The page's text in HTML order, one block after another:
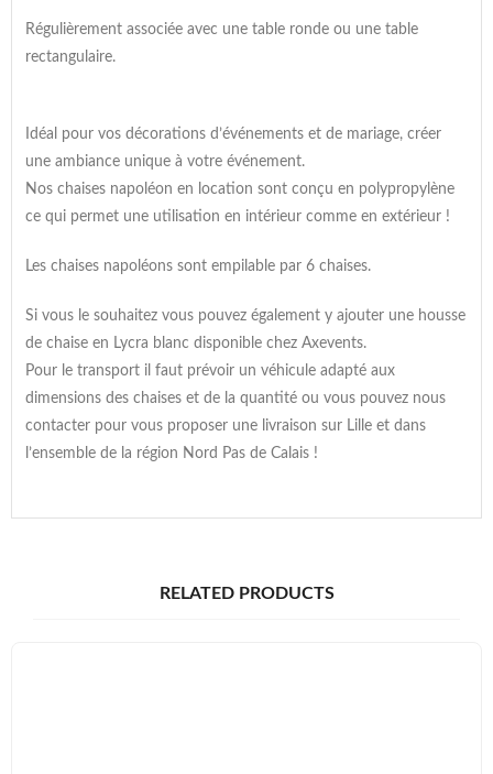
Régulièrement associée avec une table ronde ou une table
rectangulaire.
Idéal pour vos décorations d’événements et de mariage, créer
une ambiance unique à votre événement.
Nos chaises napoléon en location sont conçu en polypropylène
ce qui permet une utilisation en intérieur comme en extérieur !
Les chaises napoléons sont empilable par 6 chaises.
Si vous le souhaitez vous pouvez également y ajouter une housse
de chaise en Lycra blanc disponible chez Axevents.
Pour le transport il faut prévoir un véhicule adapté aux
dimensions des chaises et de la quantité ou vous pouvez nous
contacter pour vous proposer une livraison sur Lille et dans
l’ensemble de la région Nord Pas de Calais !
RELATED PRODUCTS